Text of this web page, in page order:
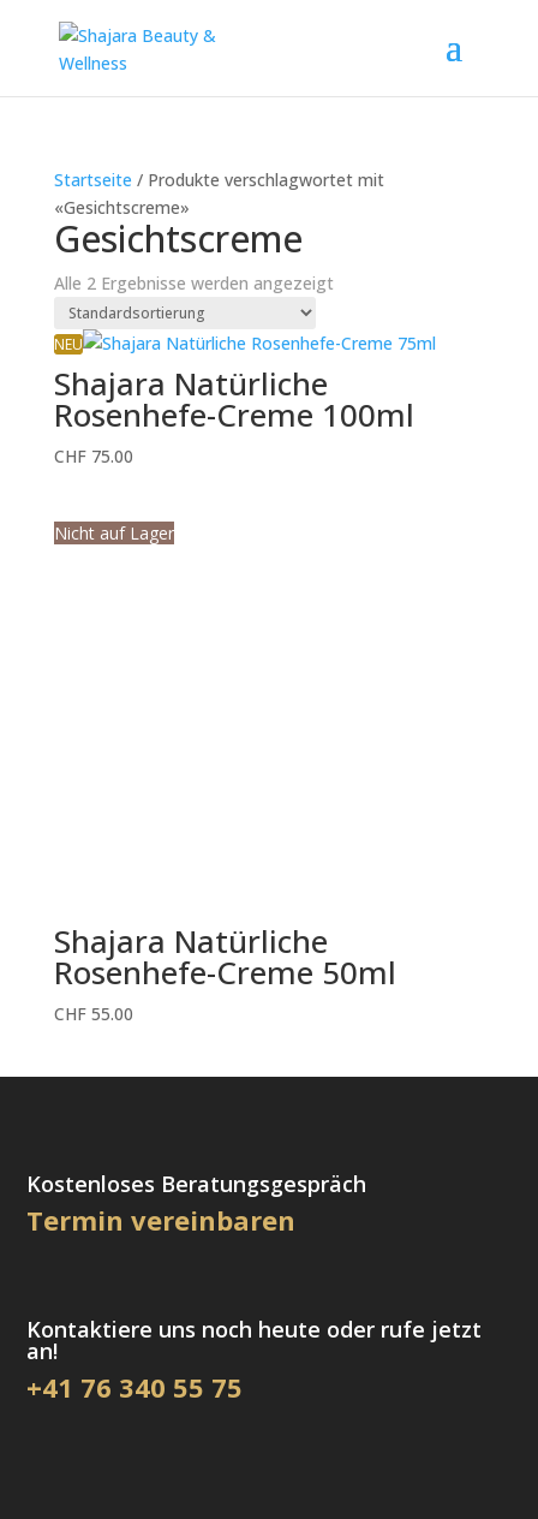
Startseite / Produkte verschlagwortet mit
«Gesichtscreme»
Gesichtscreme
Alle 2 Ergebnisse werden angezeigt
NEU
Shajara Natürliche
Rosenhefe-Creme 100ml
CHF75.00
Nicht auf Lager
Shajara Natürliche
Rosenhefe-Creme 50ml
CHF55.00
Kostenloses Beratungsgespräch
Termin vereinbaren
Kontaktiere uns noch heute oder rufe jetzt
an!
+41 76 340 55 75